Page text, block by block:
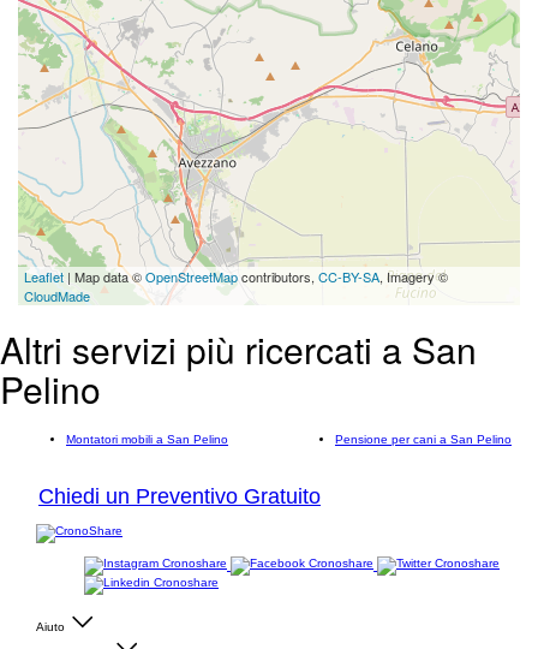
Leaflet | Map data ©OpenStreetMapcontributors, CC-BY-SA, Imagery ©
CloudMade
Altri servizi più ricercati a San
Pelino
Montatori mobili a San Pelino Pensione per cani a San Pelino
Chiedi un Preventivo Gratuito
Aiuto